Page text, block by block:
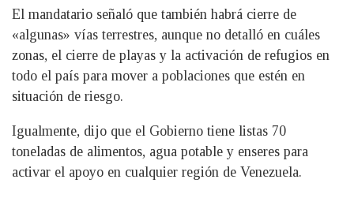
El mandatario señaló que también habrá cierre de
«algunas» vías terrestres, aunque no detalló en cuáles
zonas, el cierre de playas y la activación de refugios en
todo el país para mover a poblaciones que estén en
situación de riesgo.
Igualmente, dijo que el Gobierno tiene listas 70
toneladas de alimentos, agua potable y enseres para
activar el apoyo en cualquier región de Venezuela.